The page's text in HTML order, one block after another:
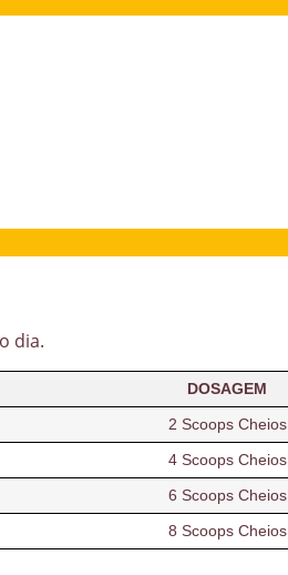
dia.
DOSAGEM
2 Scoops Cheios
4 Scoops Cheios
6 Scoops Cheios
8 Scoops Cheios